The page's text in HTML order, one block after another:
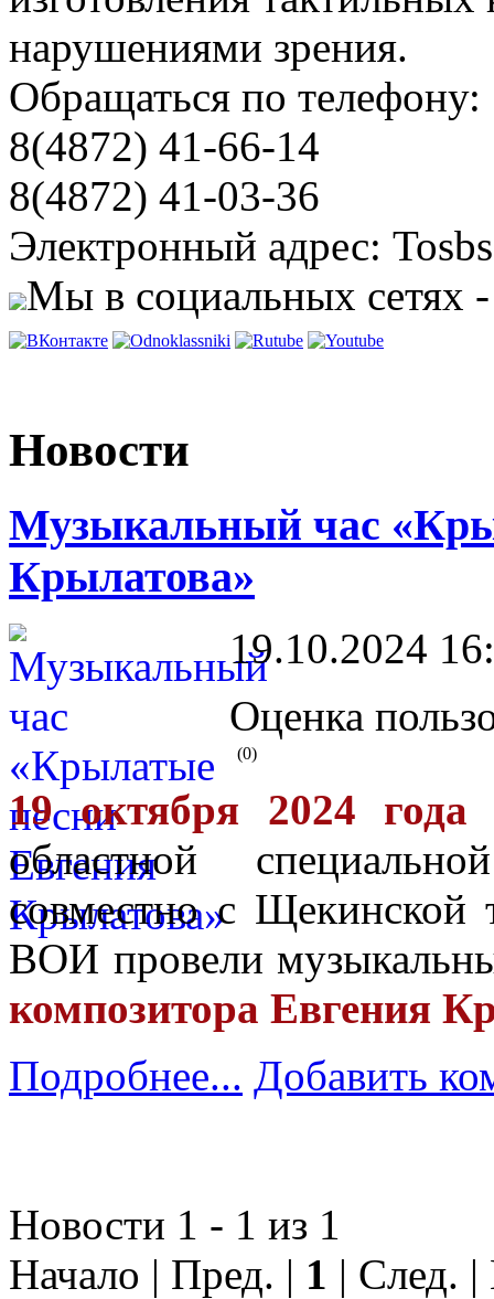
нарушениями зрения.
Обращаться по телефону:
8(4872) 41-66-14
8(4872) 41-03-36
Электронный адрес:
Мы в социальных сетях
Новости
Музыкальный час
Крылатова»
19.10.2024
Оценка
(0)
19 октября 2024 года
областной
совместно с Щекинской
ВОИ провели
композитора Евгения
Подробнее... Добавить
Новости 1 - 1 из 1
Начало | Пред. | 1 | След.